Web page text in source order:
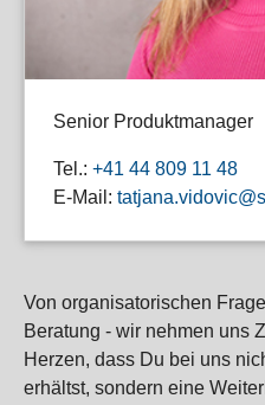
Senior Produktmanager
Tel.: +41 44 809 11 48
E-Mail:
Von organisatorischen
Beratung - wir nehmen uns
Herzen, dass Du bei uns
erhältst, sondern eine